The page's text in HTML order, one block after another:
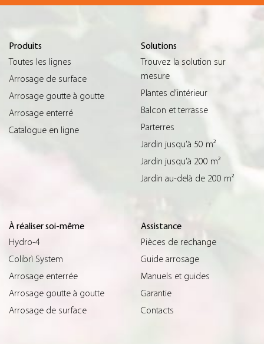
Produits
Toutes les lignes
Arrosage de surface
Arrosage goutte à goutte
Arrosage enterré
Catalogue en ligne
Solutions
Trouvez la solution sur
mesure
Plantes d’intérieur
Balcon et terrasse
Parterres
Jardin jusqu’à 50 m²
Jardin jusqu’à 200 m²
Jardin au-delà de 200 m²
À réaliser soi-même
Hydro-4
Colibrì System
Arrosage enterrée
Arrosage goutte à goutte
Arrosage de surface
Assistance
Pièces de rechange
Guide arrosage
Manuels et guides
Garantie
Contacts